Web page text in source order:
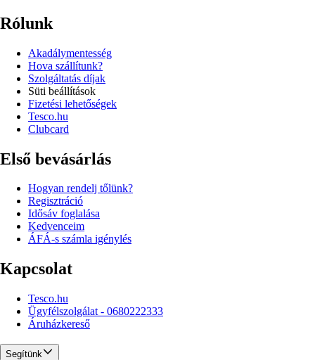
Rólunk
Akadálymentesség
Hova szállítunk?
Szolgáltatás díjak
Süti beállítások
Fizetési lehetőségek
Tesco.hu
Clubcard
Első bevásárlás
Hogyan rendelj tőlünk?
Regisztráció
Idősáv foglalása
Kedvenceim
ÁFÁ-s számla igénylés
Kapcsolat
Tesco.hu
Ügyfélszolgálat - 0680222333
Áruházkereső
Segítünk